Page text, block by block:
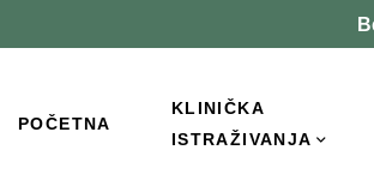
POČETNA
KLINIČKA
ISTRAŽIVANJA